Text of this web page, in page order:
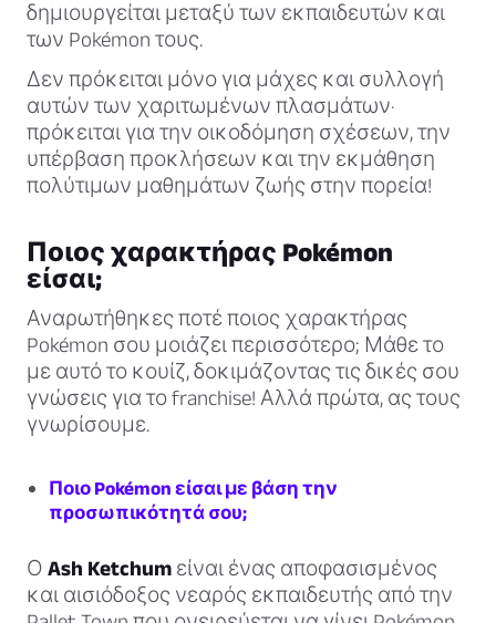
δημιουργείται μεταξύ των εκπαιδευτών και
των Pokémon τους.
Δεν πρόκειται μόνο για μάχες και συλλογή
αυτών των χαριτωμένων πλασμάτων·
πρόκειται για την οικοδόμηση σχέσεων, την
υπέρβαση προκλήσεων και την εκμάθηση
πολύτιμων μαθημάτων ζωής στην πορεία!
Ποιος χαρακτήρας Pokémon
είσαι;
Αναρωτήθηκες ποτέ ποιος χαρακτήρας
Pokémon σου μοιάζει περισσότερο; Μάθε το
με αυτό το κουίζ, δοκιμάζοντας τις δικές σου
γνώσεις για το franchise! Αλλά πρώτα, ας τους
γνωρίσουμε.
Ποιο Pokémon είσαι με βάση την
προσωπικότητά σου;
Ο Ash Ketchum είναι ένας αποφασισμένος
και αισιόδοξος νεαρός εκπαιδευτής από την